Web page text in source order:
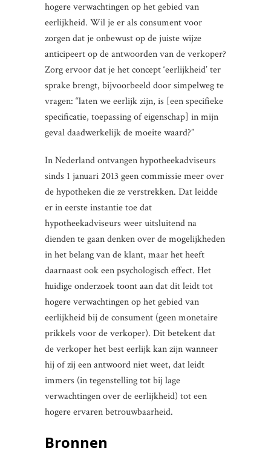
hogere verwachtingen op het gebied van
eerlijkheid. Wil je er als consument voor
zorgen dat je onbewust op de juiste wijze
anticipeert op de antwoorden van de verkoper?
Zorg ervoor dat je het concept ‘eerlijkheid’ ter
sprake brengt, bijvoorbeeld door simpelweg te
vragen: “laten we eerlijk zijn, is [een specifieke
specificatie, toepassing of eigenschap] in mijn
geval daadwerkelijk de moeite waard?”
In Nederland ontvangen hypotheekadviseurs
sinds 1 januari 2013 geen commissie meer over
de hypotheken die ze verstrekken. Dat leidde
er in eerste instantie toe dat
hypotheekadviseurs weer uitsluitend na
dienden te gaan denken over de mogelijkheden
in het belang van de klant, maar het heeft
daarnaast ook een psychologisch effect. Het
huidige onderzoek toont aan dat dit leidt tot
hogere verwachtingen op het gebied van
eerlijkheid bij de consument (geen monetaire
prikkels voor de verkoper). Dit betekent dat
de verkoper het best eerlijk kan zijn wanneer
hij of zij een antwoord niet weet, dat leidt
immers (in tegenstelling tot bij lage
verwachtingen over de eerlijkheid) tot een
hogere ervaren betrouwbaarheid.
Bronnen